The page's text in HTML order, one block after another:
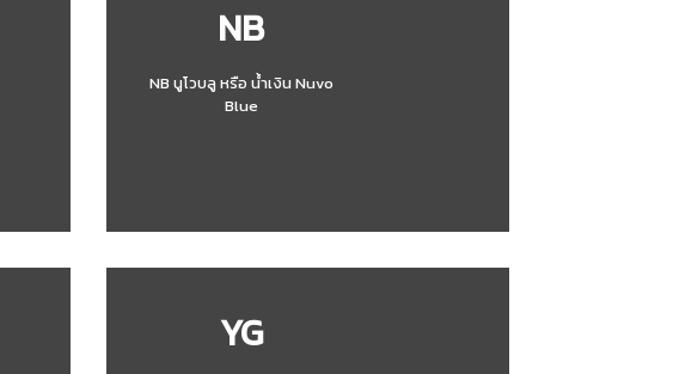
NB
NB นูโวบลู หรือ น้ำเงิน Nuvo
Blue
YG